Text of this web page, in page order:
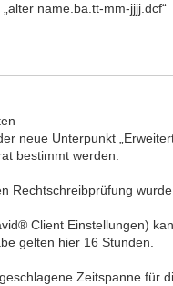
name.ba.tt-mm-jjjj.dcf“
neue Unterpunkt
bestimmt werden.
Rechtschreibprüfung
Client Einstellungen)
gelten hier 16 Stunden.
Zeitspanne